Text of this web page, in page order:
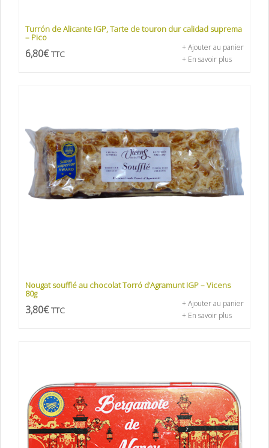
Turrón de Alicante IGP, Tarte de touron dur calidad suprema
– Pico
6,80€ TTC
+ Ajouter au panier
+ En savoir plus
Nougat soufflé au chocolat Torró d’Agramunt IGP – Vicens
80g
3,80€ TTC
+ Ajouter au panier
+ En savoir plus